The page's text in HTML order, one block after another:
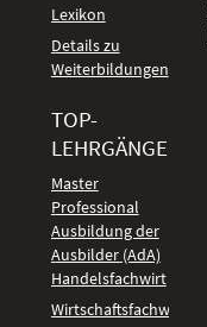
Lexikon
Details zu
Weiterbildungen
TOP-
LEHRGÄNGE
Master
Professional
Ausbildung der
Ausbilder (AdA)
Handelsfachwirt
Wirtschaftsfachwirt